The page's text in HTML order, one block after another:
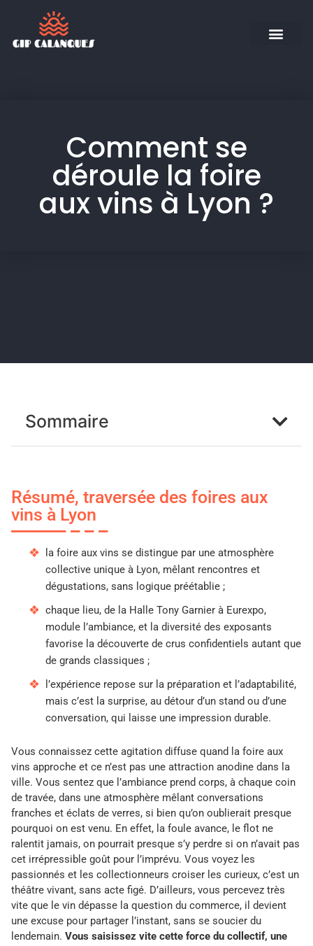
Comment se
déroule la foire
aux vins à Lyon ?
Sommaire
Résumé, traversée des foires aux
vins à Lyon
la foire aux vins se distingue par une atmosphère
collective unique à Lyon, mêlant rencontres et
dégustations, sans logique préétablie ;
chaque lieu, de la Halle Tony Garnier à Eurexpo,
module l’ambiance, et la diversité des exposants
favorise la découverte de crus confidentiels autant que
de grands classiques ;
l’expérience repose sur la préparation et l’adaptabilité,
mais c’est la surprise, au détour d’un stand ou d’une
conversation, qui laisse une impression durable.
Vous connaissez cette agitation diffuse quand la foire aux
vins approche et ce n’est pas une attraction anodine dans la
ville. Vous sentez que l’ambiance prend corps, à chaque coin
de travée, dans une atmosphère mêlant conversations
franches et éclats de verres, si bien qu’on oublierait presque
pourquoi on est venu. En effet, la foule avance, le flot ne
ralentit jamais, on pourrait presque s’y perdre si on n’avait pas
cet irrépressible goût pour l’imprévu. Vous voyez les
passionnés et les collectionneurs croiser les curieux, c’est un
théâtre vivant, sans acte figé. D’ailleurs, vous percevez très
vite que le vin dépasse la question du commerce, il devient
une excuse pour partager l’instant, sans se soucier du
lendemain. Vous saisissez vite cette force du collectif, une